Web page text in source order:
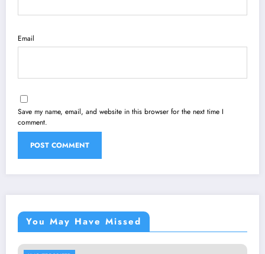
Email
Save my name, email, and website in this browser for the next time I
comment.
You May Have Missed